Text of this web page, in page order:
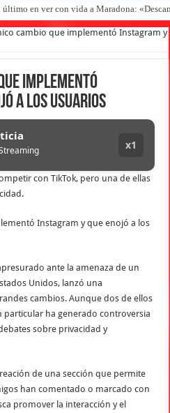
en ver con vida a Maradona:
cambio que implementó Instagram y
implementó
a los usuarios
x1
con TikTok, pero una de ellas
ante la amenaza de un
Unidos, lanzó una
cambios. Aunque dos de ellos
particular ha generado controversia
sobre privacidad y
de una sección que permite
han comentado o marcado con
promover la interacción y el